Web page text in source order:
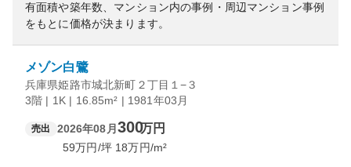
有面積や築年数、マンション内の事例・周辺マンション事例
をもとに価格が決まります。
メゾン白鷺
兵庫県姫路市城北新町２丁目１−３
3階 | 1K | 16.85m² | 1981年03月
売出 2026年08月 300万円
59万円/坪 18万円/m²